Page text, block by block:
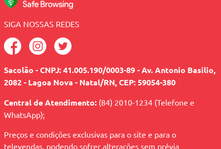
SIGA NOSSAS REDES
Sacolão - CNPJ: 41.005.190/0003-89 - Av. Antonio Basilio,
2082 - Lagoa Nova - Natal/RN, CEP: 59054-380
Central de Atendimento: (84) 2010-1234 (Telefone e
WhatsApp);
Preços e condições exclusivas para o site e para o
televendas, podendo sofrer alterações sem prévia